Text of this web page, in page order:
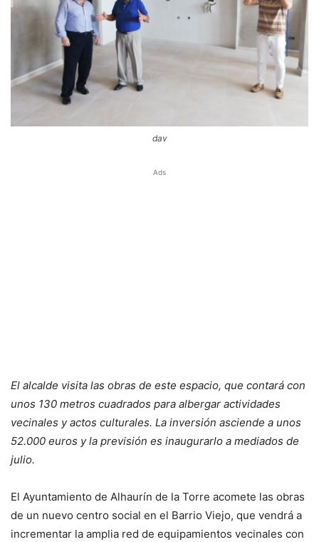
dav
Ads
El alcalde visita las obras de este espacio, que contará con
unos 130 metros cuadrados para albergar actividades
vecinales y actos culturales. La inversión asciende a unos
52.000 euros y la previsión es inaugurarlo a mediados de
julio.
El Ayuntamiento de Alhaurín de la Torre acomete las obras
de un nuevo centro social en el Barrio Viejo, que vendrá a
incrementar la amplia red de equipamientos vecinales con